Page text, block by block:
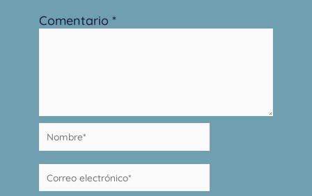
Comentario *
Nombre*
Correo
electrónico*